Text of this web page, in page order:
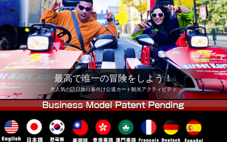
他店舗
東京 品川 東京 秋葉原 #1
東京 秋葉原 #2 東京 渋谷
東京 渋谷アネックス 東京ベイ
東京 浅草 大阪
沖縄
最高で唯一の冒険をしよう！
大人気の訪日旅行客向け公道カート観光アクティビティ